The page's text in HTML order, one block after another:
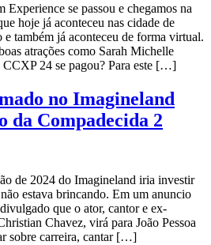
se passou e chegamos na
hoje já aconteceu nas cidade de
também já aconteceu de forma virtual.
atrações como Sarah Michelle
24 se pagou? Para este […]
no Imagineland
da Compadecida 2
de 2024 do Imagineland iria investir
estava brincando. Em um anuncio
que o ator, cantor e ex-
Chavez, virá para João Pessoa
sobre carreira, cantar […]